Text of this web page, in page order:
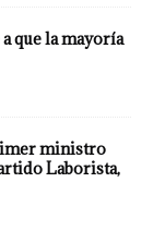
que la mayoría
ministro
Laborista,